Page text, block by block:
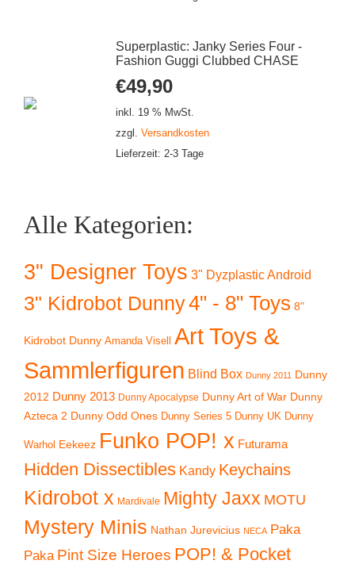
Superplastic: Janky Series Four -
Fashion Guggi Clubbed CHASE
€49,90
inkl. 19 % MwSt.
zzgl. Versandkosten
Lieferzeit: 2-3 Tage
Alle Kategorien:
3" Designer Toys 3" Dyzplastic Android
3" Kidrobot Dunny4" - 8" Toys 8"
Kidrobot Dunny Amanda Visell Art Toys &
Sammlerfiguren Blind Box Dunny 2011 Dunny
2012 Dunny 2013 Dunny Apocalypse Dunny Art of War Dunny
Azteca 2 Dunny Odd Ones Dunny Series 5 Dunny UK Dunny
Warhol Eekeez Funko POP! x Futurama
Hidden Dissectibles Kandy Keychains
Kidrobot x Mardivale Mighty Jaxx MOTU
Mystery Minis Nathan Jurevicius NECA Paka
Paka Pint Size Heroes POP! & Pocket